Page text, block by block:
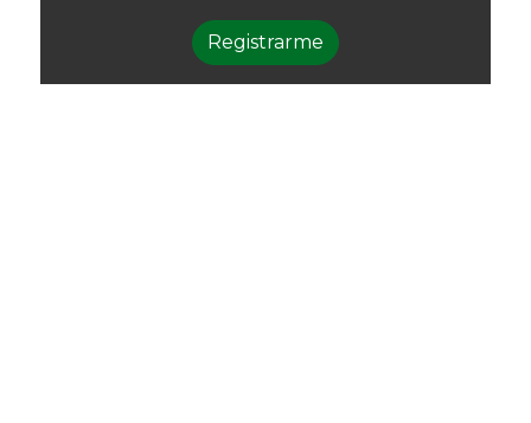
Registrarme